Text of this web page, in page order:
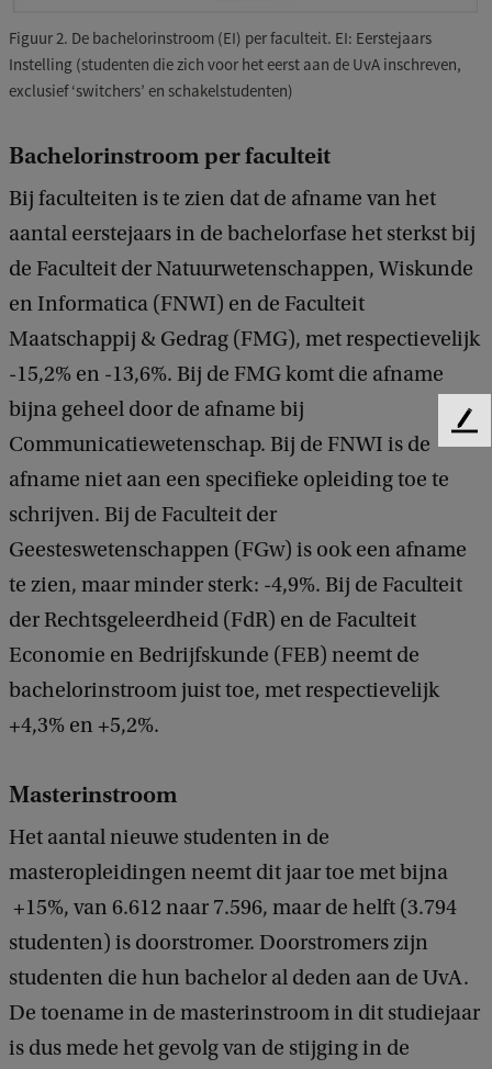
Figuur 2. De bachelorinstroom (EI) per faculteit. EI: Eerstejaars
Instelling (studenten die zich voor het eerst aan de UvA inschreven,
exclusief ‘switchers’ en schakelstudenten)
Bachelorinstroom per faculteit
Bij faculteiten is te zien dat de afname van het
aantal eerstejaars in de bachelorfase het sterkst bij
de Faculteit der Natuurwetenschappen, Wiskunde
en Informatica (FNWI) en de Faculteit
Maatschappij & Gedrag (FMG), met respectievelijk
-15,2% en -13,6%. Bij de FMG komt die afname
bijna geheel door de afname bij
Communicatiewetenschap. Bij de FNWI is de
afname niet aan een specifieke opleiding toe te
schrijven. Bij de Faculteit der
Geesteswetenschappen (FGw) is ook een afname
te zien, maar minder sterk: -4,9%. Bij de Faculteit
der Rechtsgeleerdheid (FdR) en de Faculteit
Economie en Bedrijfskunde (FEB) neemt de
bachelorinstroom juist toe, met respectievelijk
+4,3% en +5,2%.
Masterinstroom
Het aantal nieuwe studenten in de
masteropleidingen neemt dit jaar toe met bijna
+15%, van 6.612 naar 7.596, maar de helft (3.794
studenten) is doorstromer. Doorstromers zijn
studenten die hun bachelor al deden aan de UvA.
De toename in de masterinstroom in dit studiejaar
is dus mede het gevolg van de stijging in de
F
a